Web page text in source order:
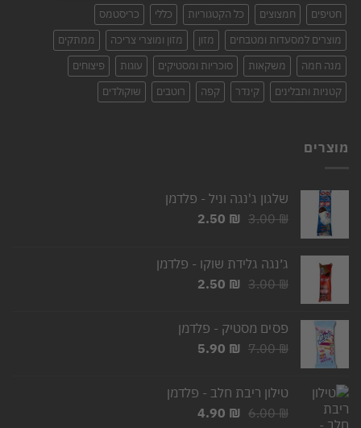
חטיפים
חמצוצים כל הקטגוריות כללי
כריסטמס
מוצרים למסעדות ומטבחים
מזון מזון ומוצרי צריכה
ממתקים
מנה חמה
משקאות סוכריות ומסטיקים עוגות
פיצוחים
קטניות ותבלינים
קינדר קפה רוטבים שוקולדים
מוצרים
שלגון ג'נגה וניל - פלדמן
3.00₪
המחיר
3.00 ₪.
2.50 ₪
המחיר
2.50 ₪.
ג׳נגה גלידת שוקו - פלדמן
3.00₪
המחיר
3.00 ₪.
2.50 ₪
המחיר
2.50 ₪.
פסים מסטיק - פלדמן
7.00₪
המחיר
7.00 ₪.
5.90 ₪
המחיר
5.90 ₪.
טילון ריבת חלב - פלדמן
6.00₪
המחיר
4.90 ₪
המחיר